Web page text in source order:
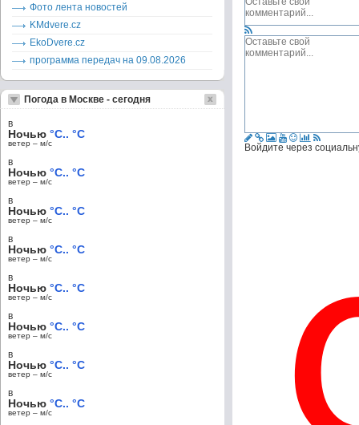
Войдите через
Фото лента новостей
KMdvere.cz
EkoDvere.cz
программа передач на 09.08.2026
Погода в Москве - сегодня
в
Ночью °C.. °C
ветер – м/c
в
Ночью °C.. °C
ветер – м/c
в
Ночью °C.. °C
ветер – м/c
в
Ночью °C.. °C
ветер – м/c
в
Ночью °C.. °C
ветер – м/c
в
Ночью °C.. °C
ветер – м/c
в
Ночью °C.. °C
ветер – м/c
в
Ночью °C.. °C
ветер – м/c